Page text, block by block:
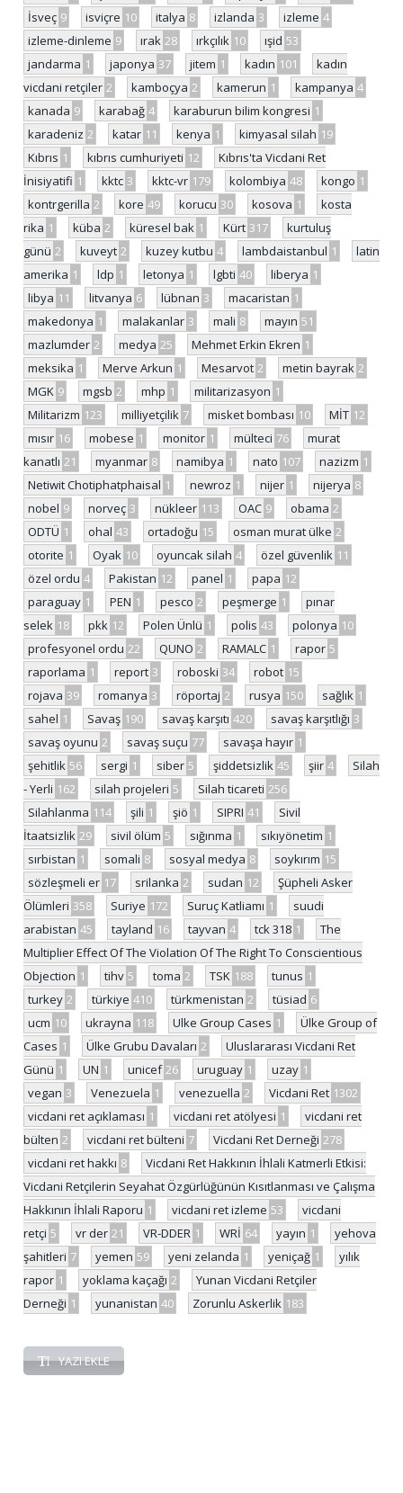
İsveç 9 isviçre 10 italya 8 izlanda 3 izleme 4
izleme-dinleme 9 ırak 28 ırkçılık 10 ışid 53
jandarma 1 japonya 37 jitem 1 kadın 101
kadın
vicdani retçiler 2 kamboçya 2 kamerun 1 kampanya 4
kanada 9 karabağ 4 karaburun bilim kongresi 1
karadeniz 2 katar 11 kenya 1 kimyasal silah 19
Kıbrıs 1 kıbrıs cumhuriyeti 12
Kıbrıs'ta Vicdani Ret
İnisiyatifi 1 kktc 3 kktc-vr 179 kolombiya 48 kongo 1
kontrgerilla 2 kore 49 korucu 30 kosova 1
kosta
rika 1 küba 2 küresel bak 1 Kürt 317
kurtuluş
günü 2 kuveyt 2 kuzey kutbu 4 lambdaistanbul 1
latin
amerika 1 ldp 1 letonya 1 lgbti 40 liberya 1
libya 11 litvanya 6 lübnan 3 macaristan 1
makedonya 1 malakanlar 3 mali 8 mayın 51
mazlumder 2 medya 25 Mehmet Erkin Ekren 1
meksika 1 Merve Arkun 1 Mesarvot 2 metin bayrak 2
MGK 9 mgsb 2 mhp 1 militarizasyon 1
Militarizm 123 milliyetçilik 7 misket bombası 10 MİT 12
mısır 16 mobese 1 monitor 1 mülteci 76
murat
kanatlı 21 myanmar 8 namibya 1 nato 107 nazizm 1
Netiwit Chotiphatphaisal 1 newroz 1 nijer 1 nijerya 8
nobel 9 norveç 3 nükleer 113 OAC 9 obama 2
ODTÜ 1 ohal 43 ortadoğu 15 osman murat ülke 2
otorite 1 Oyak 10 oyuncak silah 4 özel güvenlik 11
özel ordu 4 Pakistan 12 panel 1 papa 12
paraguay 1 PEN 1 pesco 2 peşmerge 1
pınar
selek 18 pkk 12 Polen Ünlü 1 polis 43 polonya 10
profesyonel ordu 22 QUNO 2 RAMALC 1 rapor 5
raporlama 1 report 3 roboski 34 robot 15
rojava 39 romanya 3 röportaj 2 rusya 150 sağlık 1
sahel 1 Savaş 190 savaş karşıtı 420 savaş karşıtlığı 3
savaş oyunu 2 savaş suçu 77 savaşa hayır 1
şehitlik 56 sergi 1 siber 5 şiddetsizlik 45 şiir 4
Silah
- Yerli 162 silah projeleri 5 Silah ticareti 256
Silahlanma 114 şili 1 şiö 1 SIPRI 41
Sivil
İtaatsizlik 29 sivil ölüm 5 sığınma 1 sıkıyönetim 1
sırbistan 1 somali 8 sosyal medya 8 soykırım 15
sözleşmeli er 17 srilanka 2 sudan 12
Şüpheli Asker
Ölümleri 358 Suriye 172 Suruç Katliamı 1
suudi
arabistan 45 tayland 16 tayvan 4 tck 318 1
The
Multiplier Effect Of The Violation Of The Right To Conscientious
Objection 1 tihv 5 toma 2 TSK 188 tunus 1
turkey 2 türkiye 410 türkmenistan 2 tüsiad 6
ucm 10 ukrayna 118 Ulke Group Cases 1
Ülke Group of
Cases 1 Ülke Grubu Davaları 2
Uluslararası Vicdani Ret
Günü 1 UN 1 unicef 26 uruguay 1 uzay 1
vegan 3 Venezuela 1 venezuella 2 Vicdani Ret 1302
vicdani ret açıklaması 1 vicdani ret atölyesi 1
vicdani ret
bülten 2 vicdani ret bülteni 7 Vicdani Ret Derneği 278
vicdani ret hakkı 8
Vicdani Ret Hakkının İhlali Katmerli Etkisi:
Vicdani Retçilerin Seyahat Özgürlüğünün Kısıtlanması ve Çalışma
Hakkının İhlali Raporu 1 vicdani ret izleme 53
vicdani
retçi 5 vr der 21 VR-DDER 1 WRİ 64 yayın 1
yehova
şahitleri 7 yemen 59 yeni zelanda 1 yeniçağ 1
yılık
rapor 1 yoklama kaçağı 2
Yunan Vicdani Retçiler
Derneği 1 yunanistan 40 Zorunlu Askerlik 183
YAZI EKLE